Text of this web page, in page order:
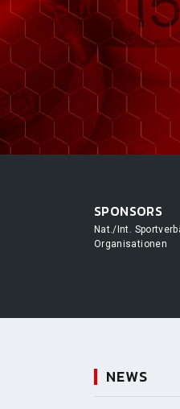
SPONSORS
Nat./Int.
Organisationen
NEWS